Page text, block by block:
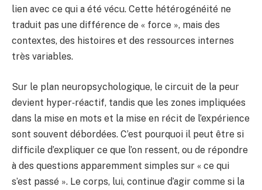
lien avec ce qui a été vécu. Cette hétérogénéité ne
traduit pas une différence de « force », mais des
contextes, des histoires et des ressources internes
très variables.
Sur le plan neuropsychologique, le circuit de la peur
devient hyper‑réactif, tandis que les zones impliquées
dans la mise en mots et la mise en récit de l’expérience
sont souvent débordées. C’est pourquoi il peut être si
difficile d’expliquer ce que l’on ressent, ou de répondre
à des questions apparemment simples sur « ce qui
s’est passé ». Le corps, lui, continue d’agir comme si la